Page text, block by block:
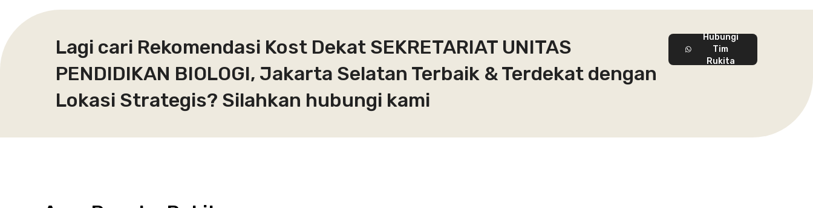
Lagi cari Rekomendasi Kost Dekat SEKRETARIAT UNITAS
PENDIDIKAN BIOLOGI, Jakarta Selatan Terbaik & Terdekat dengan
Lokasi Strategis? Silahkan hubungi kami
Hubungi
Tim
Rukita